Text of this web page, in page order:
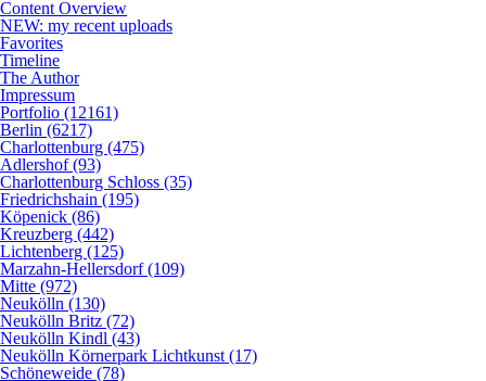
Content Overview
NEW: my recent uploads
Favorites
Timeline
The Author
Impressum
Portfolio (12161)
Berlin (6217)
Charlottenburg (475)
Adlershof (93)
Charlottenburg Schloss (35)
Friedrichshain (195)
Köpenick (86)
Kreuzberg (442)
Lichtenberg (125)
Marzahn-Hellersdorf (109)
Mitte (972)
Neukölln (130)
Neukölln Britz (72)
Neukölln Kindl (43)
Neukölln Körnerpark Lichtkunst (17)
Schöneweide (78)